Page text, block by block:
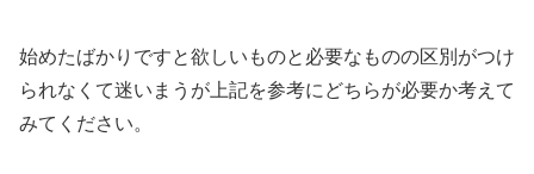
始めたばかりですと欲しいものと必要なものの区別がつけ
られなくて迷いまうが上記を参考にどちらが必要か考えて
みてください。